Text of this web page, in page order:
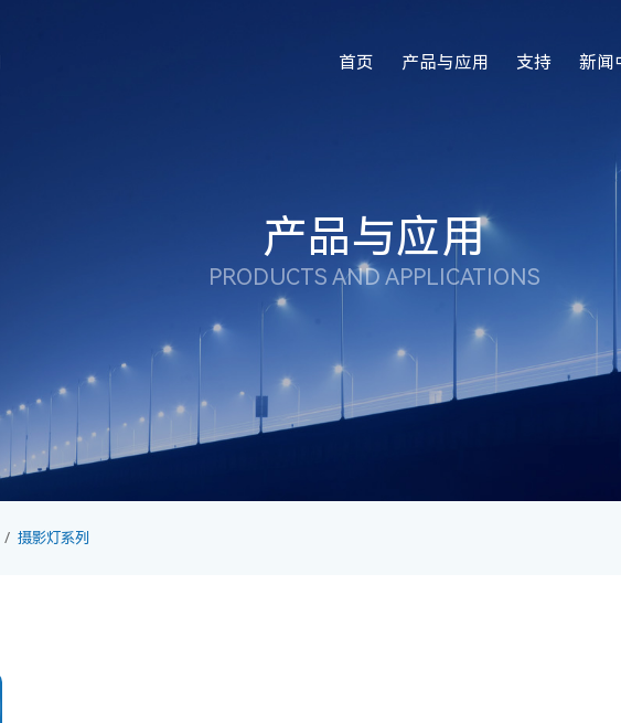
首页 产品与应用 支持 新闻
产品与应用
PRODUCTS AND APPLICATIONS
摄影灯系列